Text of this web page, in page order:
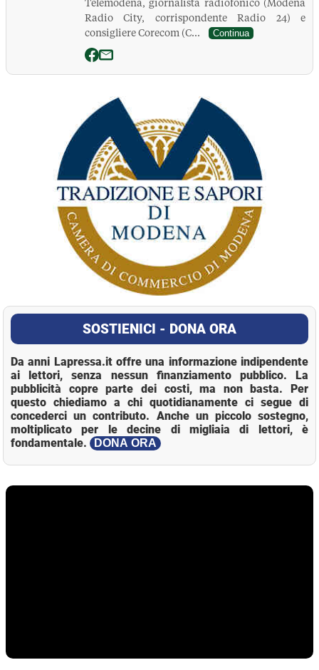
Telemodena, giornalista radiofonico (Modena
Radio City, corrispondente Radio 24) e
consigliere Corecom (C...
Continua
SOSTIENICI - DONA ORA
Da anni Lapressa.it offre una informazione indipendente
ai lettori, senza nessun finanziamento pubblico. La
pubblicità copre parte dei costi, ma non basta. Per
questo chiediamo a chi quotidianamente ci segue di
concederci un contributo. Anche un piccolo sostegno,
moltiplicato per le decine di migliaia di lettori, è
fondamentale.
DONA ORA